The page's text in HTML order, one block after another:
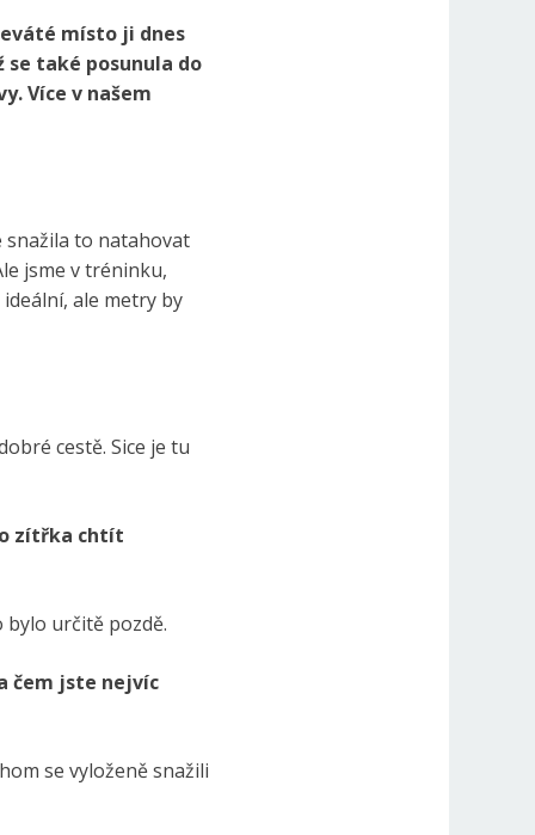
místo ji dnes
se také posunula do
Více v našem
snažila to natahovat
jsme v tréninku,
ale metry by
cestě. Sice je tu
zítřka chtít
bylo určitě pozdě.
čem jste nejvíc
se vyloženě snažili